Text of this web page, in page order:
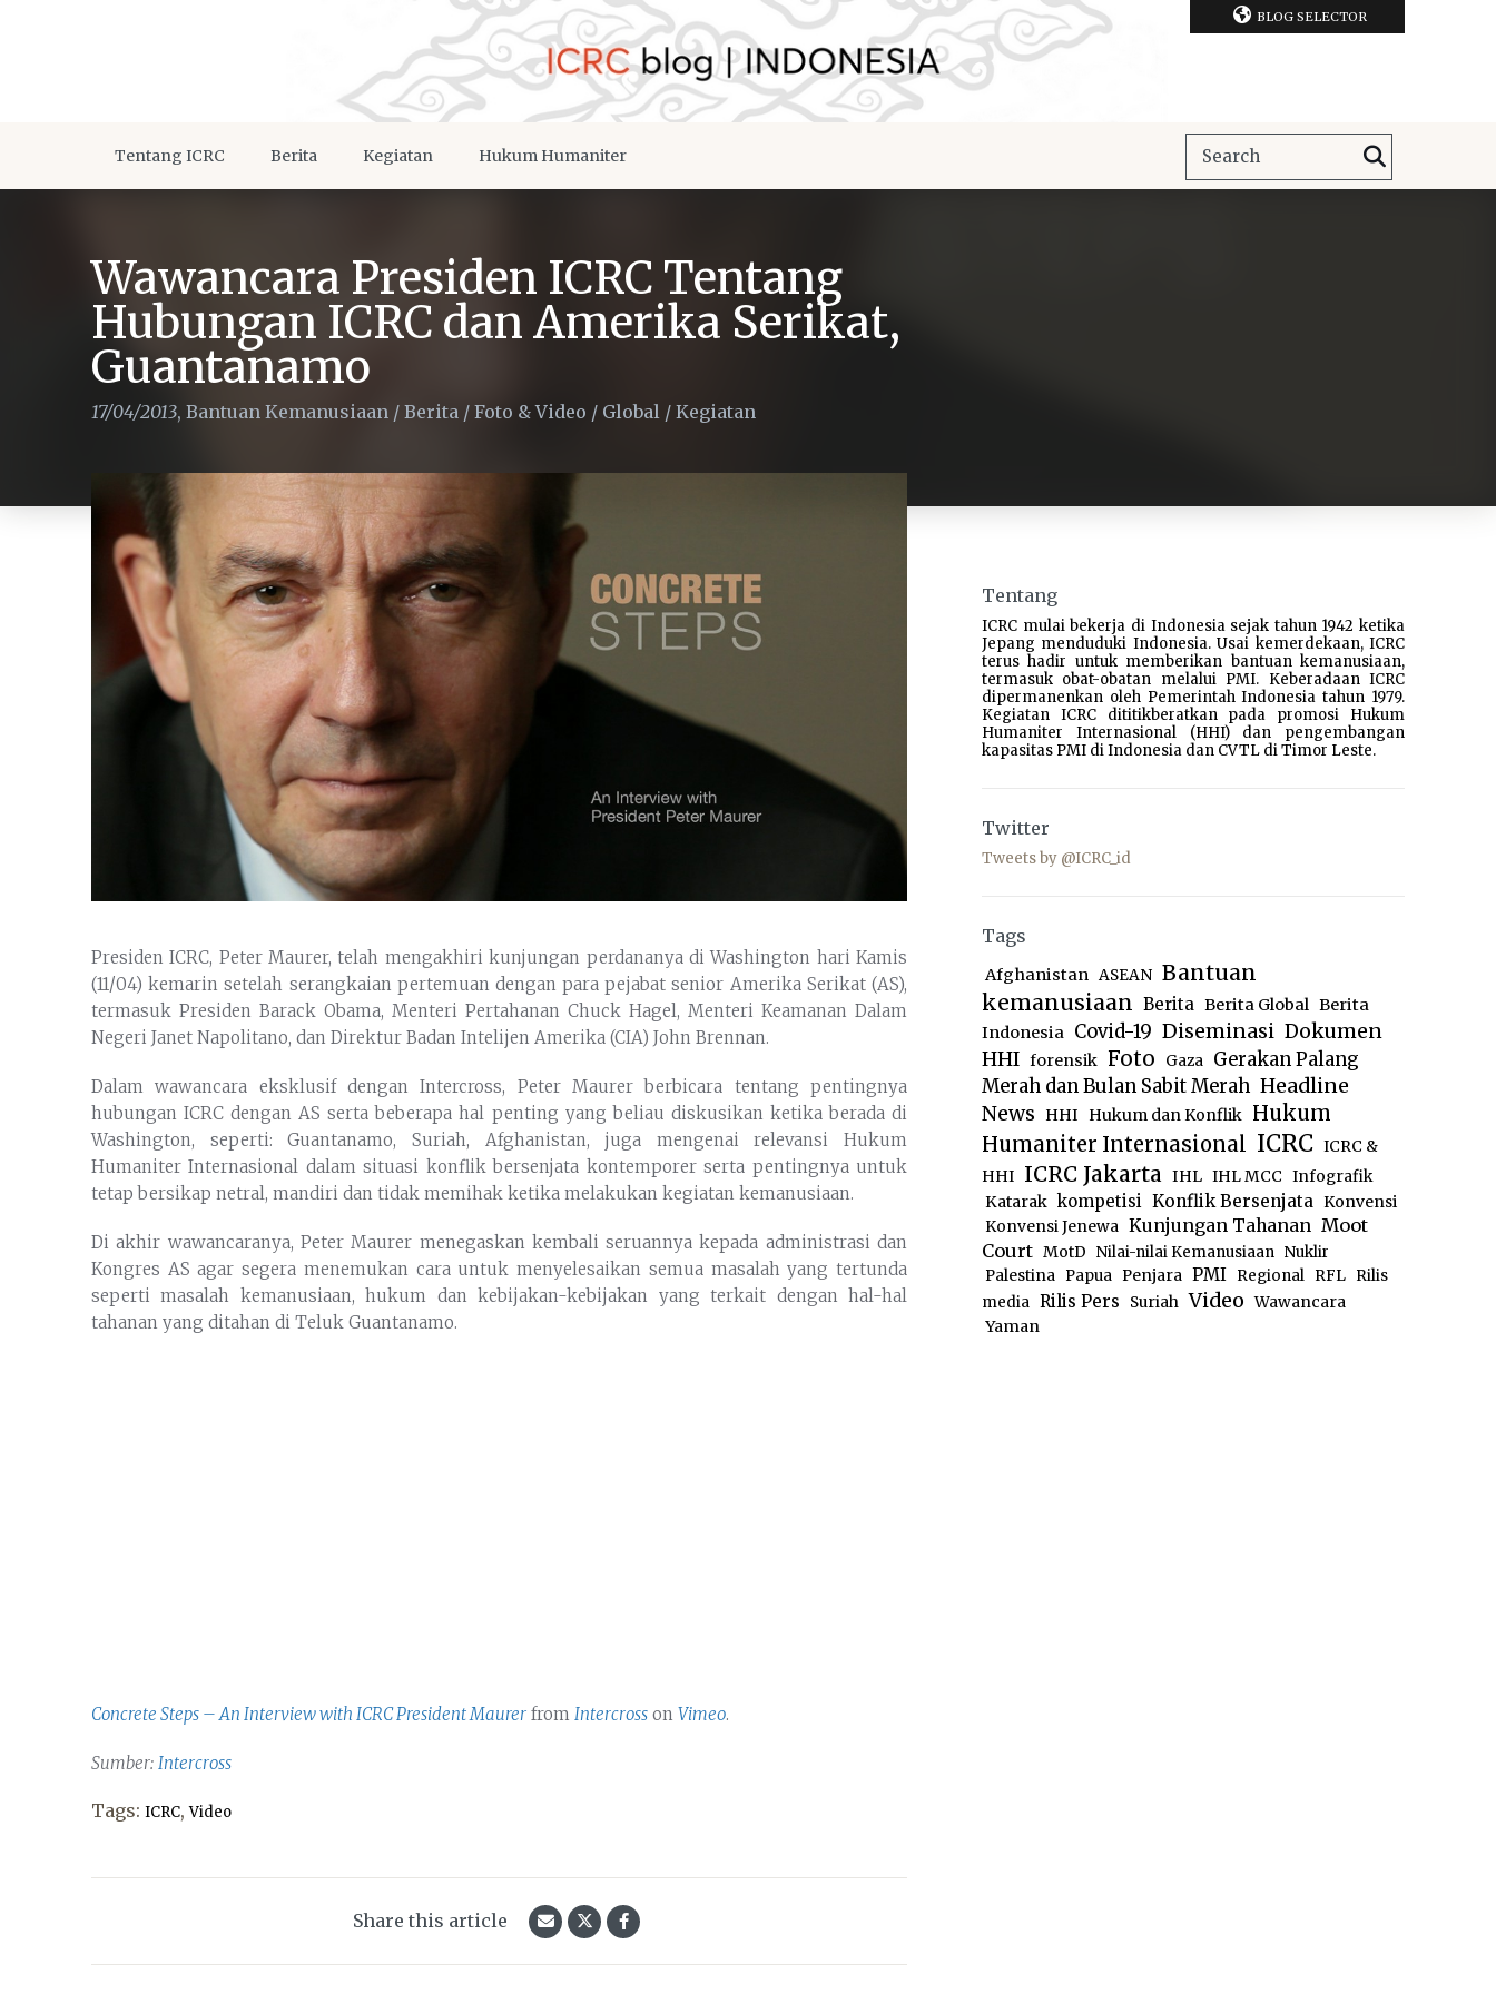
BLOG SELECTOR
Tentang ICRC Berita Kegiatan Hukum Humaniter
Wawancara Presiden ICRC Tentang
Hubungan ICRC dan Amerika Serikat,
Guantanamo
17/04/2013, Bantuan Kemanusiaan / Berita / Foto & Video / Global / Kegiatan
Presiden ICRC, Peter Maurer, telah mengakhiri kunjungan perdananya di Washington hari Kamis
(11/04) kemarin setelah serangkaian pertemuan dengan para pejabat senior Amerika Serikat (AS),
termasuk Presiden Barack Obama, Menteri Pertahanan Chuck Hagel, Menteri Keamanan Dalam
Negeri Janet Napolitano, dan Direktur Badan Intelijen Amerika (CIA) John Brennan.
Dalam wawancara eksklusif dengan Intercross, Peter Maurer berbicara tentang pentingnya
hubungan ICRC dengan AS serta beberapa hal penting yang beliau diskusikan ketika berada di
Washington, seperti: Guantanamo, Suriah, Afghanistan, juga mengenai relevansi Hukum
Humaniter Internasional dalam situasi konflik bersenjata kontemporer serta pentingnya untuk
tetap bersikap netral, mandiri dan tidak memihak ketika melakukan kegiatan kemanusiaan.
Di akhir wawancaranya, Peter Maurer menegaskan kembali seruannya kepada administrasi dan
Kongres AS agar segera menemukan cara untuk menyelesaikan semua masalah yang tertunda
seperti masalah kemanusiaan, hukum dan kebijakan-kebijakan yang terkait dengan hal-hal
tahanan yang ditahan di Teluk Guantanamo.
Concrete Steps – An Interview with ICRC President Maurer from Intercross on Vimeo.
Sumber: Intercross
Tags: ICRC,Video
Share this article
Tentang
ICRC mulai bekerja di Indonesia sejak tahun 1942 ketika
Jepang menduduki Indonesia. Usai kemerdekaan, ICRC
terus hadir untuk memberikan bantuan kemanusiaan,
termasuk obat-obatan melalui PMI. Keberadaan ICRC
dipermanenkan oleh Pemerintah Indonesia tahun 1979.
Kegiatan ICRC dititikberatkan pada promosi Hukum
Humaniter Internasional (HHI) dan pengembangan
kapasitas PMI di Indonesia dan CVTL di Timor Leste.
Twitter
Tweets by @ICRC_id
Tags
Afghanistan ASEAN Bantuan
kemanusiaan Berita Berita Global Berita
Indonesia Covid-19 Diseminasi Dokumen
HHI forensik Foto Gaza Gerakan Palang
Merah dan Bulan Sabit Merah Headline
News
HHI Hukum dan Konflik Hukum
Humaniter Internasional ICRC ICRC &
HHI ICRC Jakarta IHL IHL MCC Infografik
Katarak kompetisi Konflik Bersenjata Konvensi
Konvensi Jenewa Kunjungan Tahanan Moot
Court MotD Nilai-nilai Kemanusiaan Nuklir
Palestina
Papua Penjara PMI Regional RFL
Rilis
media Rilis Pers Suriah Video Wawancara
Yaman